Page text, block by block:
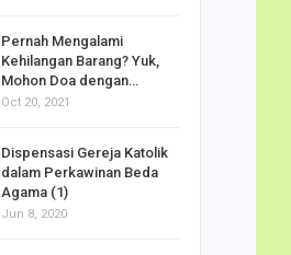
Pernah Mengalami
Kehilangan Barang? Yuk,
Mohon Doa dengan…
Oct 20, 2021
Dispensasi Gereja Katolik
dalam Perkawinan Beda
Agama (1)
Jun 8, 2020